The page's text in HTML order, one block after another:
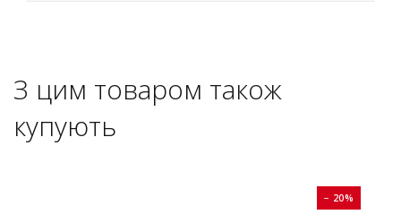
З цим товаром також
купують
− 20%